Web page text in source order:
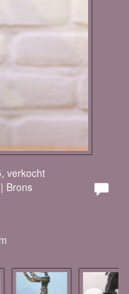
verkocht
Brons